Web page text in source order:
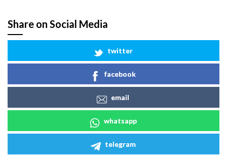
Share on Social Media
twitter
facebook
email
whatsapp
telegram